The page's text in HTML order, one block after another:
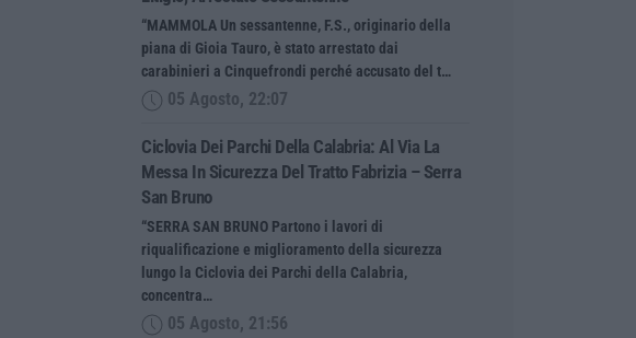
“MAMMOLA Un sessantenne, F.S., originario della
piana di Gioia Tauro, è stato arrestato dai
carabinieri a Cinquefrondi perché accusato del t…
05 Agosto, 22:07
Ciclovia Dei Parchi Della Calabria: Al Via La
Messa In Sicurezza Del Tratto Fabrizia – Serra
San Bruno
“SERRA SAN BRUNO Partono i lavori di
riqualificazione e miglioramento della sicurezza
lungo la Ciclovia dei Parchi della Calabria,
concentra…
05 Agosto, 21:56